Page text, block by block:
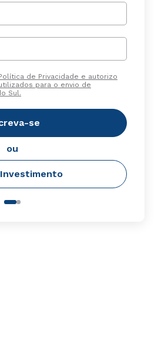
de Privacidade e autorizo
para o envio de
Sul.
se
ou